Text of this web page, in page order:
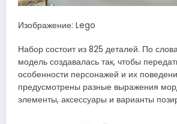
Изображение: Lego
Набор состоит из 825 деталей. По
модель создавалась так, чтобы
особенности персонажей и их
предусмотрены разные выражения
элементы, аксессуары и варианты